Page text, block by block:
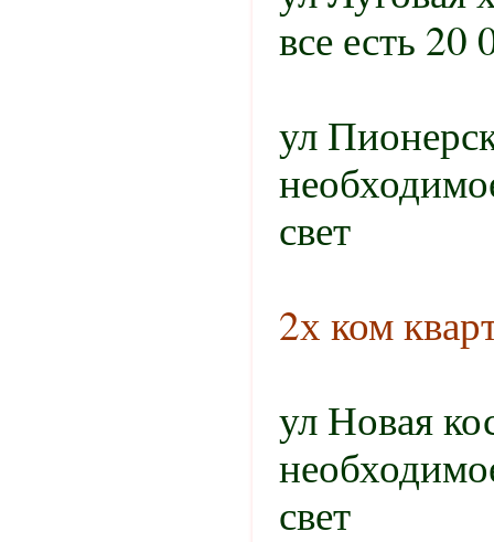
все есть 20
ул
свет
2х ком
ул Новая
свет